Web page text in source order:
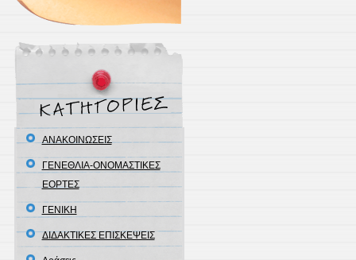
ΑΝΑΚΟΙΝΩΣΕΙΣ
ΓΕΝΕΘΛΙΑ-ΟΝΟΜΑΣΤΙΚΕΣ
ΕΟΡΤΕΣ
ΓΕΝΙΚΗ
ΔΙΔΑΚΤΙΚΕΣ ΕΠΙΣΚΕΨΕΙΣ